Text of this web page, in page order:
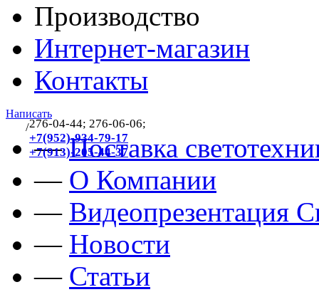
Производство
Интернет-магазин
Контакты
Написать
/276-04-44; 276-06-06;
+7(952)-934-79-17
+7(913)-205-44-37
—Поставка
— О Компании
— Видеопрезентация
— Новости
— Статьи